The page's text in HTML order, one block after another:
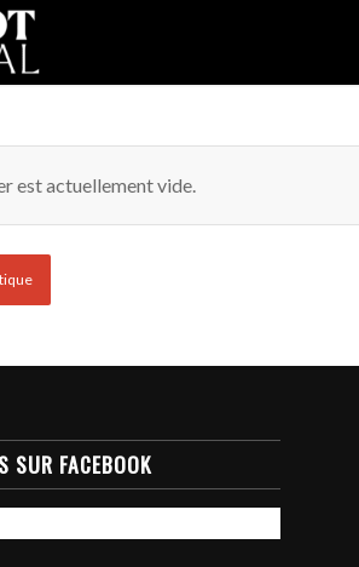
est actuellement vide.
SUR FACEBOOK